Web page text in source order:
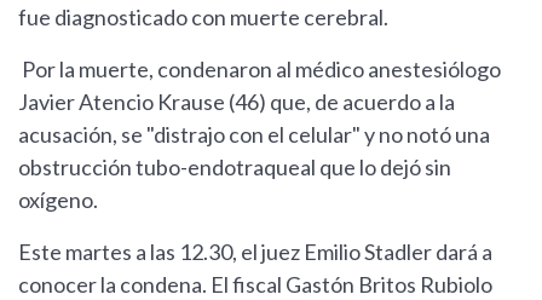
fue diagnosticado con muerte cerebral.
Por la muerte, condenaron al médico anestesiólogo
Javier Atencio Krause (46) que, de acuerdo a la
acusación, se "distrajo con el celular" y no notó una
obstrucción tubo-endotraqueal que lo dejó sin
oxígeno.
Este martes a las 12.30, el juez Emilio Stadler dará a
conocer la condena. El fiscal Gastón Britos Rubiolo